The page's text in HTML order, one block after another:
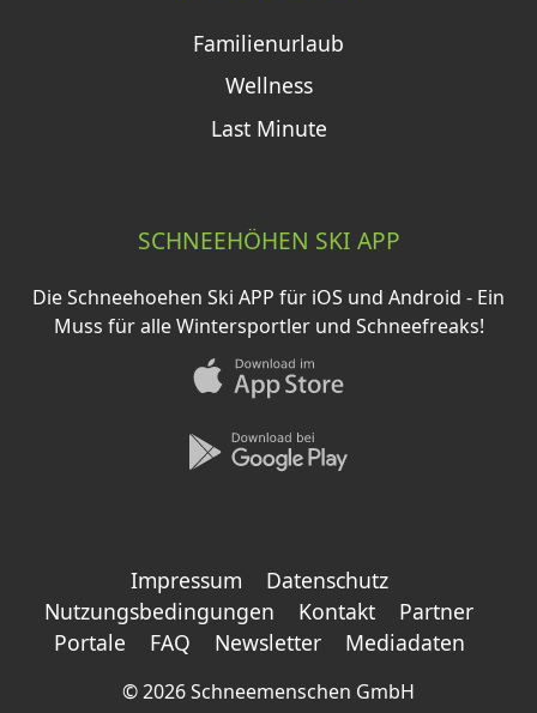
Familienurlaub
Wellness
Last Minute
SCHNEEHÖHEN SKI APP
Die Schneehoehen Ski APP für iOS und Android - Ein
Muss für alle Wintersportler und Schneefreaks!
Impressum
Datenschutz
Nutzungsbedingungen
Kontakt
Partner
Portale
FAQ Newsletter Mediadaten
©2026 Schneemenschen GmbH